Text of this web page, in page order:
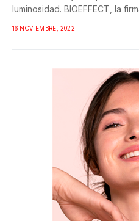
luminosidad. BIOEFFECT, la
16 NOVIEMBRE, 2022